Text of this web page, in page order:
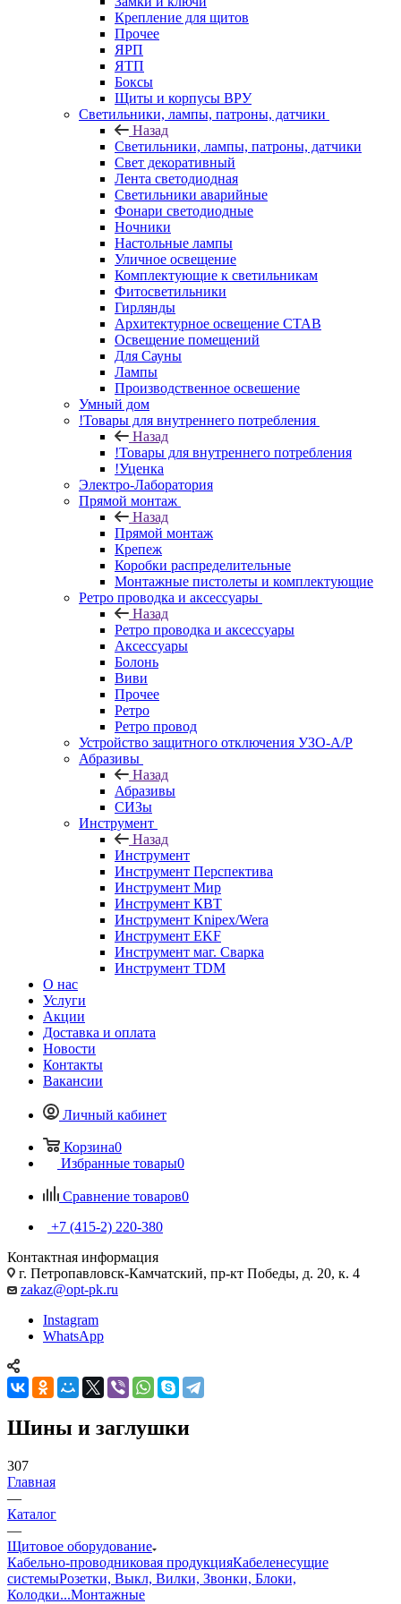
Крепление для щитов
Прочее
ЯРП
ЯТП
Боксы
Щиты и корпусы ВРУ
Светильники, лампы, патроны, датчики
Назад
Светильники, лампы, патроны, датчики
Свет декоративный
Лента светодиодная
Светильники аварийные
Фонари светодиодные
Ночники
Настольные лампы
Уличное освещение
Комплектующие к светильникам
Фитосветильники
Гирлянды
Архитектурное освещение СТАВ
Освещение помещений
Для Сауны
Лампы
Производственное освешение
Умный дом
!Товары для внутреннего потребления
Назад
!Товары для внутреннего потребления
!Уценка
Электро-Лаборатория
Прямой монтаж
Назад
Прямой монтаж
Крепеж
Коробки распределительные
Монтажные пистолеты и комплектующие
Ретро проводка и аксессуары
Назад
Ретро проводка и аксессуары
Аксессуары
Болонь
Виви
Прочее
Ретро
Ретро провод
Устройство защитного отключения УЗО-А/Р
Абразивы
Назад
Абразивы
СИЗы
Инструмент
Назад
Инструмент
Инструмент Перспектива
Инструмент Мир
Инструмент КВТ
Инструмент Knipex/Wera
Инструмент EKF
Инструмент маг. Сварка
Инструмент TDM
О нас
Услуги
Акции
Доставка и оплата
Новости
Контакты
Вакансии
Личный кабинет
Корзина0
Избранные товары0
Сравнение товаров0
+7 (415-2) 220-380
Контактная информация
г. Петропавловск-Камчатский, пр-кт Победы, д. 20, к. 4
zakaz@opt-pk.ru
Instagram
WhatsApp
Шины и заглушки
307
Главная
—
Каталог
—
Щитовое оборудование
Кабельно-проводниковая продукцияКабеленесущие
системыРозетки, Выкл, Вилки, Звонки, Блоки,
Колодки...Монтажные